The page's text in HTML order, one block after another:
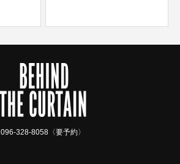
096-328-8058〈要予約〉